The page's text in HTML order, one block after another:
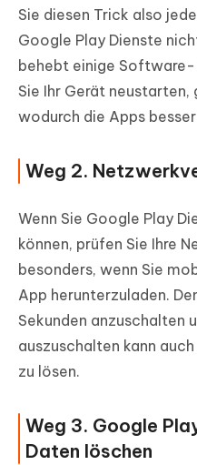
Sie diesen Trick also
Google Play Dienste
behebt einige Software-
Sie Ihr Gerät neustarten,
wodurch die Apps
Weg 2.
Wenn Sie Google Play
können, prüfen Sie Ihre
besonders, wenn Sie
App herunterzuladen.
Sekunden anzuschalten
auszuschalten kann
zu lösen.
Weg 3. Google
Daten löschen